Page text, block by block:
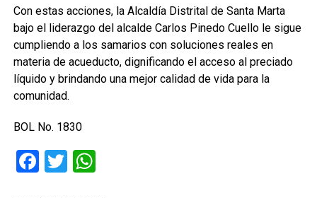
Con estas acciones, la Alcaldía Distrital de Santa Marta
bajo el liderazgo del alcalde Carlos Pinedo Cuello le sigue
cumpliendo a los samarios con soluciones reales en
materia de acueducto, dignificando el acceso al preciado
líquido y brindando una mejor calidad de vida para la
comunidad.
BOL No. 1830
Facebook
TwitterWhatsApp